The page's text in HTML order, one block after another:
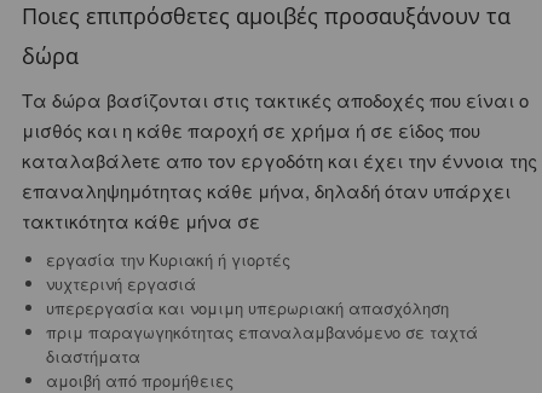
Ποιες επιπρόσθετες αμοιβές προσαυξάνουν τα
δώρα
Τα δώρα βασίζονται στις τακτικές αποδοχές που είναι ο
μισθός και η κάθε παροχή σε χρήμα ή σε είδος που
καταλαβάλeτε απο τον εργοδότη και έχει την έννοια της
επαναληψημότητας κάθε μήνα, δηλαδή όταν υπάρχει
τακτικότητα κάθε μήνα σε
εργασία την Κυριακή ή γιορτές
νυχτερινή εργασιά
υπερεργασία και νομιμη υπερωριακή απασχόληση
πριμ παραγωγηκότητας επαναλαμβανόμενο σε ταχτά
διαστήματα
αμοιβή από προμήθειες